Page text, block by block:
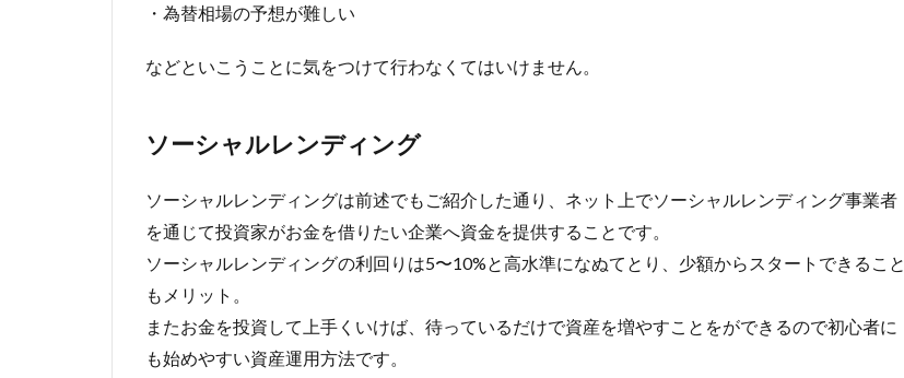
・為替相場の予想が難しい
などといこうことに気をつけて行わなくてはいけません。
ソーシャルレンディング
ソーシャルレンディングは前述でもご紹介した通り、ネット上でソーシャルレンディング事業者
を通じて投資家がお金を借りたい企業へ資金を提供することです。
ソーシャルレンディングの利回りは5〜10%と高水準になぬてとり、少額からスタートできること
もメリット。
またお金を投資して上手くいけば、待っているだけで資産を増やすことをができるので初心者に
も始めやすい資産運用方法です。